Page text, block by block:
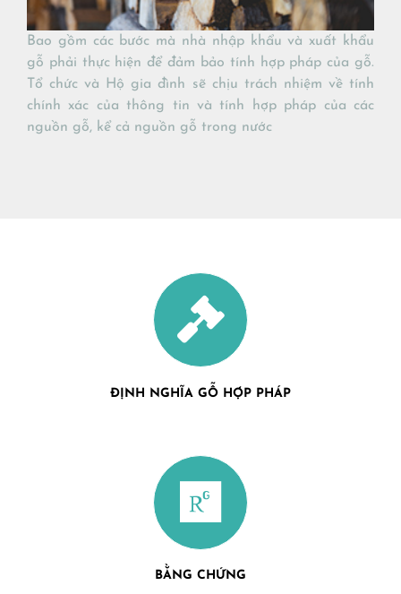
Bao gồm các bước mà nhà nhập khẩu và xuất khẩu
gỗ phải thực hiện để đảm bảo tính hợp pháp của gỗ.
Tổ chức và Hộ gia đình sẽ chịu trách nhiệm về tính
chính xác của thông tin và tính hợp pháp của các
nguồn gỗ, kể cả nguồn gỗ trong nước
ĐỊNH NGHĨA GỖ HỢP PHÁP
BẰNG CHỨNG